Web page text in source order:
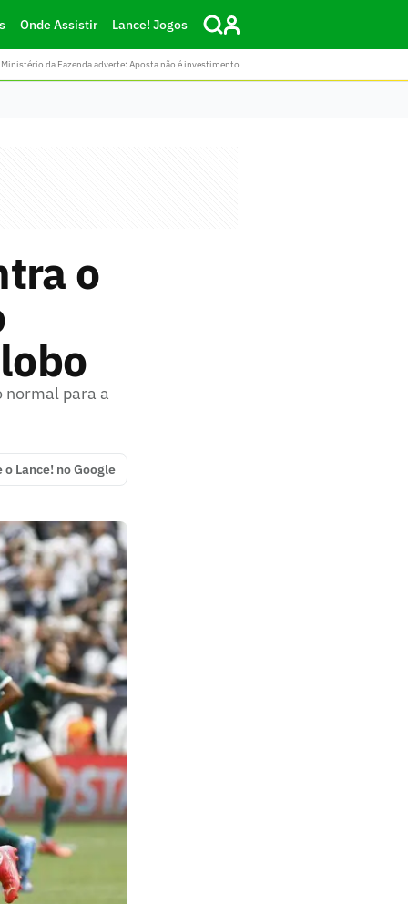
Onde Assistir Lance! Jogos
da Fazenda adverte: Aposta não é investimento
o
normal para a
o Lance! no Google